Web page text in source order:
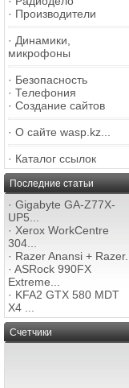
· Производители
· Динамики,
микрофоны
· Безопасность
· Телефония
· Создание сайтов
· О сайте wasp.kz...
· Каталог ссылок
Последние статьи
· Gigabyte GA-Z77X-
UP5...
· Xerox WorkCentre
304...
· Razer Anansi + Razer...
· ASRock 990FX
Extreme...
· KFA2 GTX 580 MDT
X4 ...
Счетчики